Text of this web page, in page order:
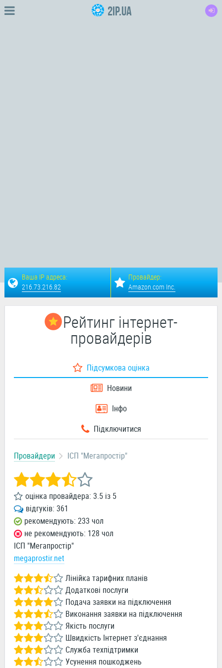
2IP.ua
Ваша IP адреса:
216.73.216.82
Провайдер:
Amazon.com Inc.
Рейтинг інтернет-
провайдерів
Підсумкова оцінка
Новини
Інфо
Підключитися
Провайдери ІСП "Мегапростiр"
оцінка провайдера: 3.5 із 5
відгуків: 361
рекомендують: 233 чол
не рекомендують: 128 чол
ІСП "Мегапростiр"
megaprostir.net
Лінійка тарифних планів
Додаткові послуги
Подача заявки на підключення
Виконання заявки на підключення
Якість послуги
Швидкість Інтернет з'єднання
Служба техпідтримки
Усунення пошкоджень